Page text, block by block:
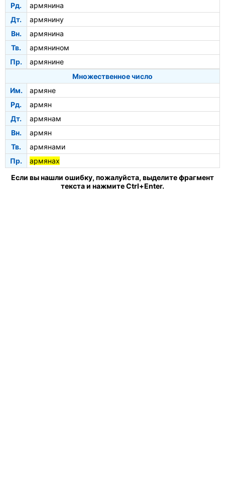
Рд.
армянина
Дт.
армянину
Вн.
армянина
Тв.
армянином
Пр.
армянине
Множественное число
Им.
армяне
Рд.
армян
Дт.
армянам
Вн.
армян
Тв.
армянами
Пр.
армянах
Если вы нашли ошибку, пожалуйста, выделите фрагмент
текста и нажмите Ctrl+Enter.